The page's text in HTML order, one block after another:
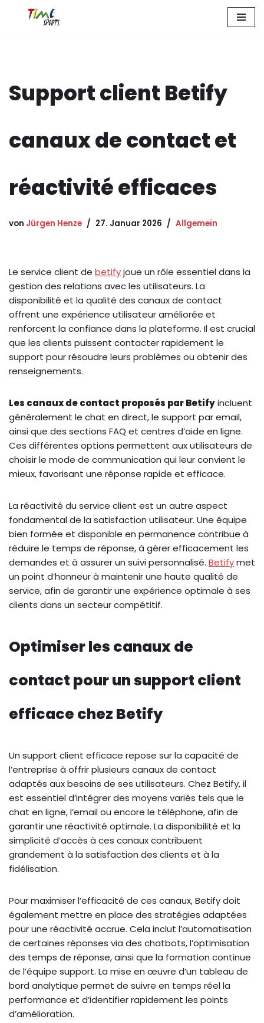
Support client Betify
canaux de contact et
réactivité efficaces
von Jürgen Henze 27. Januar 2026 Allgemein
Le service client de betifyjoue un rôle essentiel dans la
gestion des relations avec les utilisateurs. La
disponibilité et la qualité des canaux de contact
offrent une expérience utilisateur améliorée et
renforcent la confiance dans la plateforme. Il est crucial
que les clients puissent contacter rapidement le
support pour résoudre leurs problèmes ou obtenir des
renseignements.
Les canaux de contact proposés par Betifyincluent
généralement le chat en direct, le support par email,
ainsi que des sections FAQ et centres d’aide en ligne.
Ces différentes options permettent aux utilisateurs de
choisir le mode de communication qui leur convient le
mieux, favorisant une réponse rapide et efficace.
La réactivité du service client est un autre aspect
fondamental de la satisfaction utilisateur. Une équipe
bien formée et disponible en permanence contribue à
réduire le temps de réponse, à gérer efficacement les
demandes et à assurer un suivi personnalisé. Betifymet
un point d’honneur à maintenir une haute qualité de
service, afin de garantir une expérience optimale à ses
clients dans un secteur compétitif.
Optimiser les canaux de
contact pour un support client
efficace chez Betify
Un support client efficace repose sur la capacité de
l’entreprise à offrir plusieurs canaux de contact
adaptés aux besoins de ses utilisateurs. Chez Betify, il
est essentiel d’intégrer des moyens variés tels que le
chat en ligne, l’email ou encore le téléphone, afin de
garantir une réactivité optimale. La disponibilité et la
simplicité d’accès à ces canaux contribuent
grandement à la satisfaction des clients et à la
fidélisation.
Pour maximiser l’efficacité de ces canaux, Betify doit
également mettre en place des stratégies adaptées
pour une réactivité accrue. Cela inclut l’automatisation
de certaines réponses via des chatbots, l’optimisation
des temps de réponse, ainsi que la formation continue
de l’équipe support. La mise en œuvre d’un tableau de
bord analytique permet de suivre en temps réel la
performance et d’identifier rapidement les points
d’amélioration.